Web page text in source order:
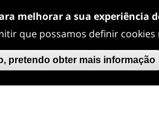
melhorar a sua experiência
que possamos definir
pretendo obter mais informação